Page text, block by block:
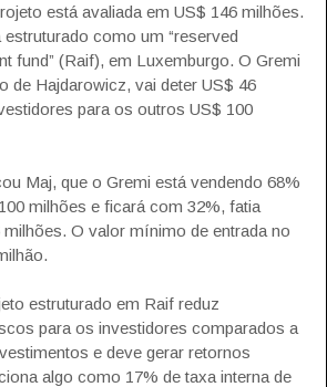
está avaliada em US$ 146 milhões.
como um “reserved
fund” (Raif), em Luxemburgo. O Gremi
de Hajdarowicz, vai deter US$ 46
para os outros US$ 100
Maj, que o Gremi está vendendo 68%
milhões e ficará com 32%, fatia
milhões. O valor mínimo de entrada no
estruturado em Raif reduz
para os investidores comparados a
e deve gerar retornos
algo como 17% de taxa interna de